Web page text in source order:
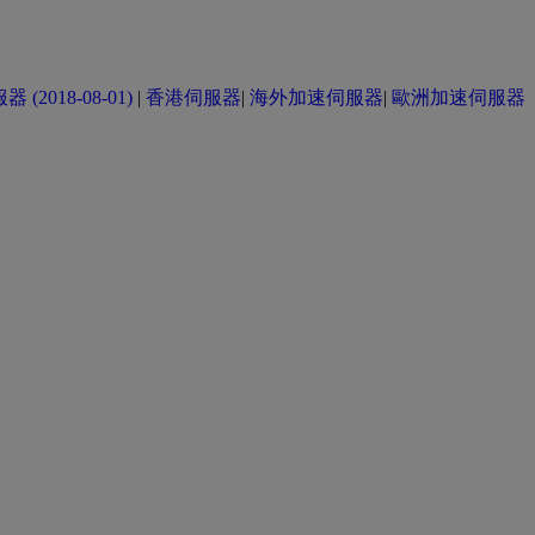
(2018-08-01) | 香港伺服器| 海外加速伺服器| 歐洲加速伺服器